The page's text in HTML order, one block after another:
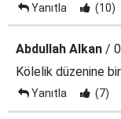
Yanıtla (10)
Abdullah Alkan /
Kölelik düzenine bir
Yanıtla (7)